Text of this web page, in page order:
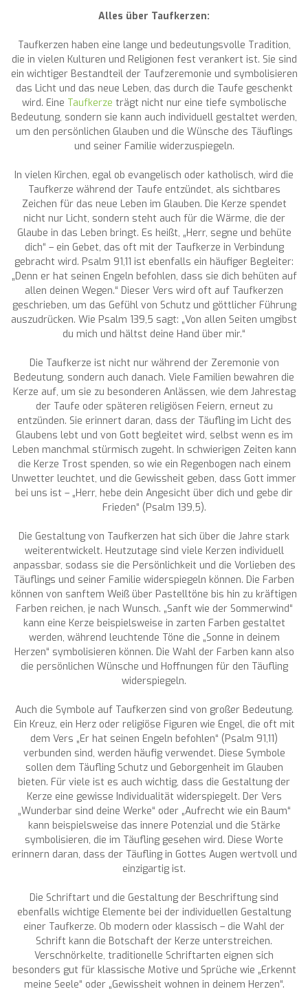
Alles über Taufkerzen:
Taufkerzen haben eine lange und bedeutungsvolle Tradition,
die in vielen Kulturen und Religionen fest verankert ist. Sie sind
ein wichtiger Bestandteil der Taufzeremonie und symbolisieren
das Licht und das neue Leben, das durch die Taufe geschenkt
wird. Eine Taufkerze trägt nicht nur eine tiefe symbolische
Bedeutung, sondern sie kann auch individuell gestaltet werden,
um den persönlichen Glauben und die Wünsche des Täuflings
und seiner Familie widerzuspiegeln.
In vielen Kirchen, egal ob evangelisch oder katholisch, wird die
Taufkerze während der Taufe entzündet, als sichtbares
Zeichen für das neue Leben im Glauben. Die Kerze spendet
nicht nur Licht, sondern steht auch für die Wärme, die der
Glaube in das Leben bringt. Es heißt, „Herr, segne und behüte
dich“ – ein Gebet, das oft mit der Taufkerze in Verbindung
gebracht wird. Psalm 91,11 ist ebenfalls ein häufiger Begleiter:
„Denn er hat seinen Engeln befohlen, dass sie dich behüten auf
allen deinen Wegen.“ Dieser Vers wird oft auf Taufkerzen
geschrieben, um das Gefühl von Schutz und göttlicher Führung
auszudrücken. Wie Psalm 139,5 sagt: „Von allen Seiten umgibst
du mich und hältst deine Hand über mir.“
Die Taufkerze ist nicht nur während der Zeremonie von
Bedeutung, sondern auch danach. Viele Familien bewahren die
Kerze auf, um sie zu besonderen Anlässen, wie dem Jahrestag
der Taufe oder späteren religiösen Feiern, erneut zu
entzünden. Sie erinnert daran, dass der Täufling im Licht des
Glaubens lebt und von Gott begleitet wird, selbst wenn es im
Leben manchmal stürmisch zugeht. In schwierigen Zeiten kann
die Kerze Trost spenden, so wie ein Regenbogen nach einem
Unwetter leuchtet, und die Gewissheit geben, dass Gott immer
bei uns ist – „Herr, hebe dein Angesicht über dich und gebe dir
Frieden“ (Psalm 139,5).
Die Gestaltung von Taufkerzen hat sich über die Jahre stark
weiterentwickelt. Heutzutage sind viele Kerzen individuell
anpassbar, sodass sie die Persönlichkeit und die Vorlieben des
Täuflings und seiner Familie widerspiegeln können. Die Farben
können von sanftem Weiß über Pastelltöne bis hin zu kräftigen
Farben reichen, je nach Wunsch. „Sanft wie der Sommerwind“
kann eine Kerze beispielsweise in zarten Farben gestaltet
werden, während leuchtende Töne die „Sonne in deinem
Herzen“ symbolisieren können. Die Wahl der Farben kann also
die persönlichen Wünsche und Hoffnungen für den Täufling
widerspiegeln.
Auch die Symbole auf Taufkerzen sind von großer Bedeutung.
Ein Kreuz, ein Herz oder religiöse Figuren wie Engel, die oft mit
dem Vers „Er hat seinen Engeln befohlen“ (Psalm 91,11)
verbunden sind, werden häufig verwendet. Diese Symbole
sollen dem Täufling Schutz und Geborgenheit im Glauben
bieten. Für viele ist es auch wichtig, dass die Gestaltung der
Kerze eine gewisse Individualität widerspiegelt. Der Vers
„Wunderbar sind deine Werke“ oder „Aufrecht wie ein Baum“
kann beispielsweise das innere Potenzial und die Stärke
symbolisieren, die im Täufling gesehen wird. Diese Worte
erinnern daran, dass der Täufling in Gottes Augen wertvoll und
einzigartig ist.
Die Schriftart und die Gestaltung der Beschriftung sind
ebenfalls wichtige Elemente bei der individuellen Gestaltung
einer Taufkerze. Ob modern oder klassisch – die Wahl der
Schrift kann die Botschaft der Kerze unterstreichen.
Verschnörkelte, traditionelle Schriftarten eignen sich
besonders gut für klassische Motive und Sprüche wie „Erkennt
meine Seele“ oder „Gewissheit wohnen in deinem Herzen“.